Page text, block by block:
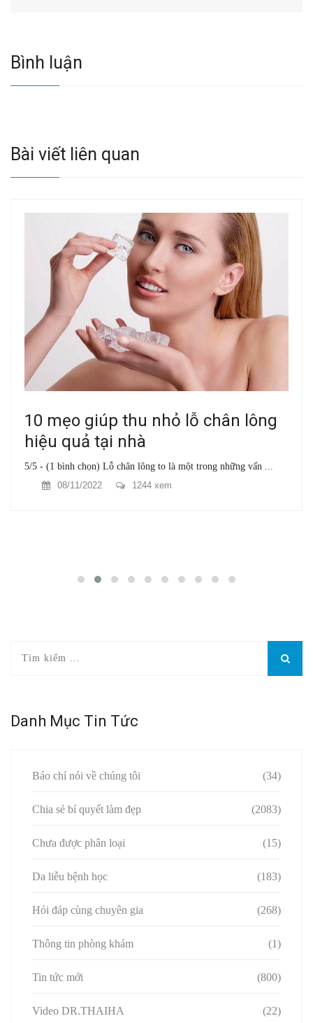
Bình luận
Bài viết liên quan
10 mẹo giúp thu nhỏ lỗ chân lông
hiệu quả tại nhà
5/5 - (1 bình chọn) Lỗ chân lông to là một trong những vấn ...
08/11/2022
1244 xem
Danh Mục Tin Tức
Báo chí nói về chúng tôi (34)
Chia sẻ bí quyết làm đẹp (2083)
Chưa được phân loại (15)
Da liễu bệnh học (183)
Hỏi đáp cùng chuyên gia (268)
Thông tin phòng khám (1)
Tin tức mới (800)
Video DR.THAIHA (22)